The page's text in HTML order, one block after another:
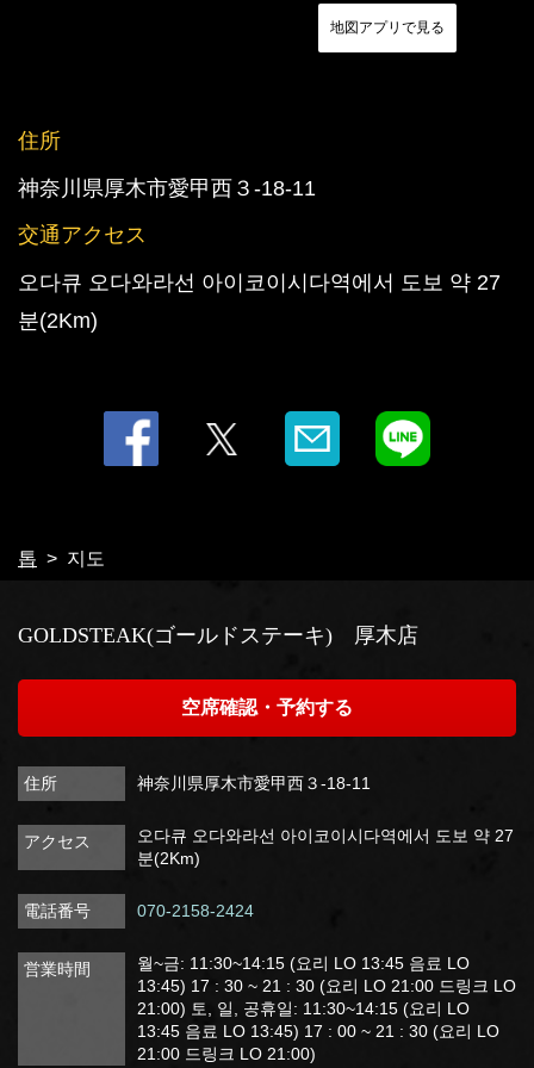
地図アプリで見る
住所
神奈川県厚木市愛甲西３-18-11
交通アクセス
오다큐 오다와라선 아이코이시다역에서 도보 약 27
분(2Km)
톱 지도
神奈川県厚木市愛甲西３-18-11
お店情報をコピー
GOLDSTEAK(ゴールドステーキ) 厚木店
空席確認・予約する
住所 神奈川県厚木市愛甲西３-18-11
アクセス
오다큐 오다와라선 아이코이시다역에서 도보 약 27
분(2Km)
電話番号 070-2158-2424
営業時間
월~금: 11:30~14:15 (요리 LO 13:45 음료 LO
13:45) 17 : 30 ~ 21 : 30 (요리 LO 21:00 드링크 LO
21:00) 토, 일, 공휴일: 11:30~14:15 (요리 LO
13:45 음료 LO 13:45) 17 : 00 ~ 21 : 30 (요리 LO
21:00 드링크 LO 21:00)